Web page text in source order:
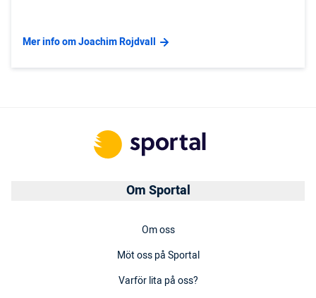
Mer info om Joachim Rojdvall
Om Sportal
Om oss
Möt oss på Sportal
Varför lita på oss?